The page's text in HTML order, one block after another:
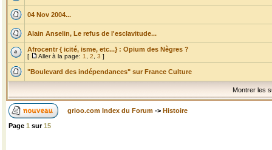
04 Nov 2004...
Alain Anselin, Le refus de l'esclavitude...
Afrocentr { icité, isme, etc...} : Opium des Nègres ?
[ Aller à la page: 1 2 3 ]
"Boulevard des indépendances" sur France Culture
Montrer les
grioo.com Index du Forum -> Histoire
Page 1 sur15